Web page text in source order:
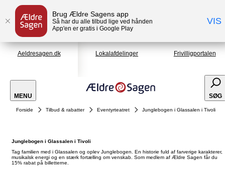
Brug Ældre Sagens app
Så har du alle tilbud lige ved hånden
App'en er gratis i Google Play
VIS
Aeldresagen.dk Lokalafdelinger Frivilligportalen
MENU SØG
Forside Tilbud & rabatter Eventyrteatret Junglebogen i Glassalen i Tivoli
Junglebogen i Glassalen i Tivoli
Tag familien med i Glassalen og oplev Junglebogen. En historie fuld af farverige karakterer,
musikalsk energi og en stærk fortælling om venskab. Som medlem af Ældre Sagen får du
15% rabat på billetterne.